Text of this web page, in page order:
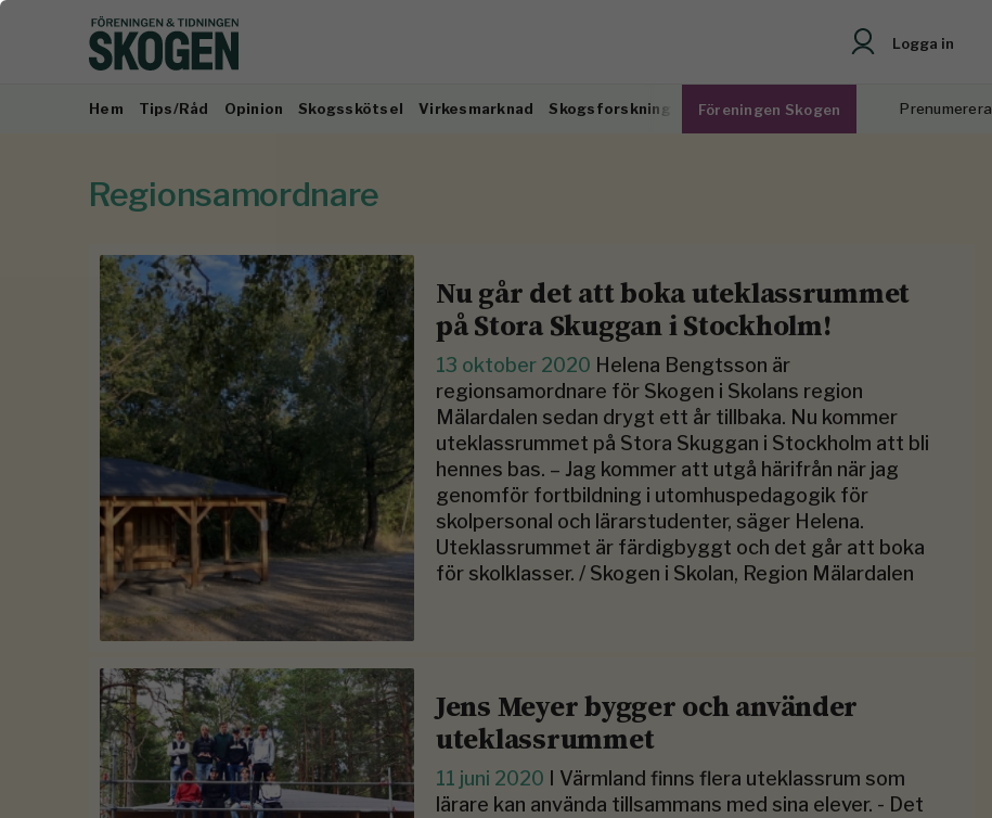
Logga in
Hem Tips/Råd Opinion Skogsskötsel Virkesmarknad Skogsforskning Föreningen Skogen Prenumerera
Regionsamordnare
Nu går det att boka uteklassrummet
på Stora Skuggan i Stockholm!
13 oktober 2020 Helena Bengtsson är
regionsamordnare för Skogen i Skolans region
Mälardalen sedan drygt ett år tillbaka. Nu kommer
uteklassrummet på Stora Skuggan i Stockholm att bli
hennes bas. – Jag kommer att utgå härifrån när jag
genomför fortbildning i utomhuspedagogik för
skolpersonal och lärarstudenter, säger Helena.
Uteklassrummet är färdigbyggt och det går att boka
för skolklasser. / Skogen i Skolan, Region Mälardalen
Jens Meyer bygger och använder
uteklassrummet
11 juni 2020
I Värmland finns flera uteklassrum som
lärare kan använda tillsammans med sina elever. - Det